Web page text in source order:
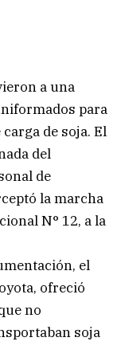
a una
para
de soja. El
del
de
la marcha
N° 12, a la
el
ofreció
no
soja